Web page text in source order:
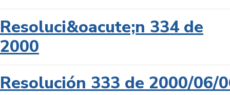
Resoluci&oacute;n 334 de
2000
Resolución 333 de 2000/06/